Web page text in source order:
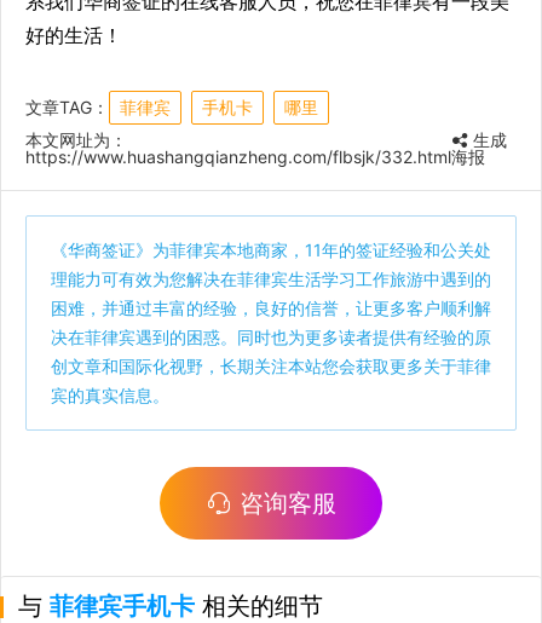
好的生活！
文章TAG： 菲律宾 手机卡
哪里
本文网址为：
https://www.huashangqianzheng.com/flbsjk/332.html
生成
海报
《华商签证》为菲律宾本地商家，11年的签证经验和公关处
理能力可有效为您解决在菲律宾生活学习工作旅游中遇到的
困难，并通过丰富的经验，良好的信誉，让更多客户顺利解
决在菲律宾遇到的困惑。同时也为更多读者提供有经验的原
创文章和国际化视野，长期关注本站您会获取更多关于菲律
宾的真实信息。
咨询客服
与 菲律宾手机卡 相关的细节